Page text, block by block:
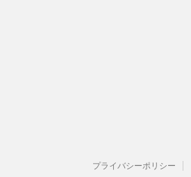
プライバシーポリシー